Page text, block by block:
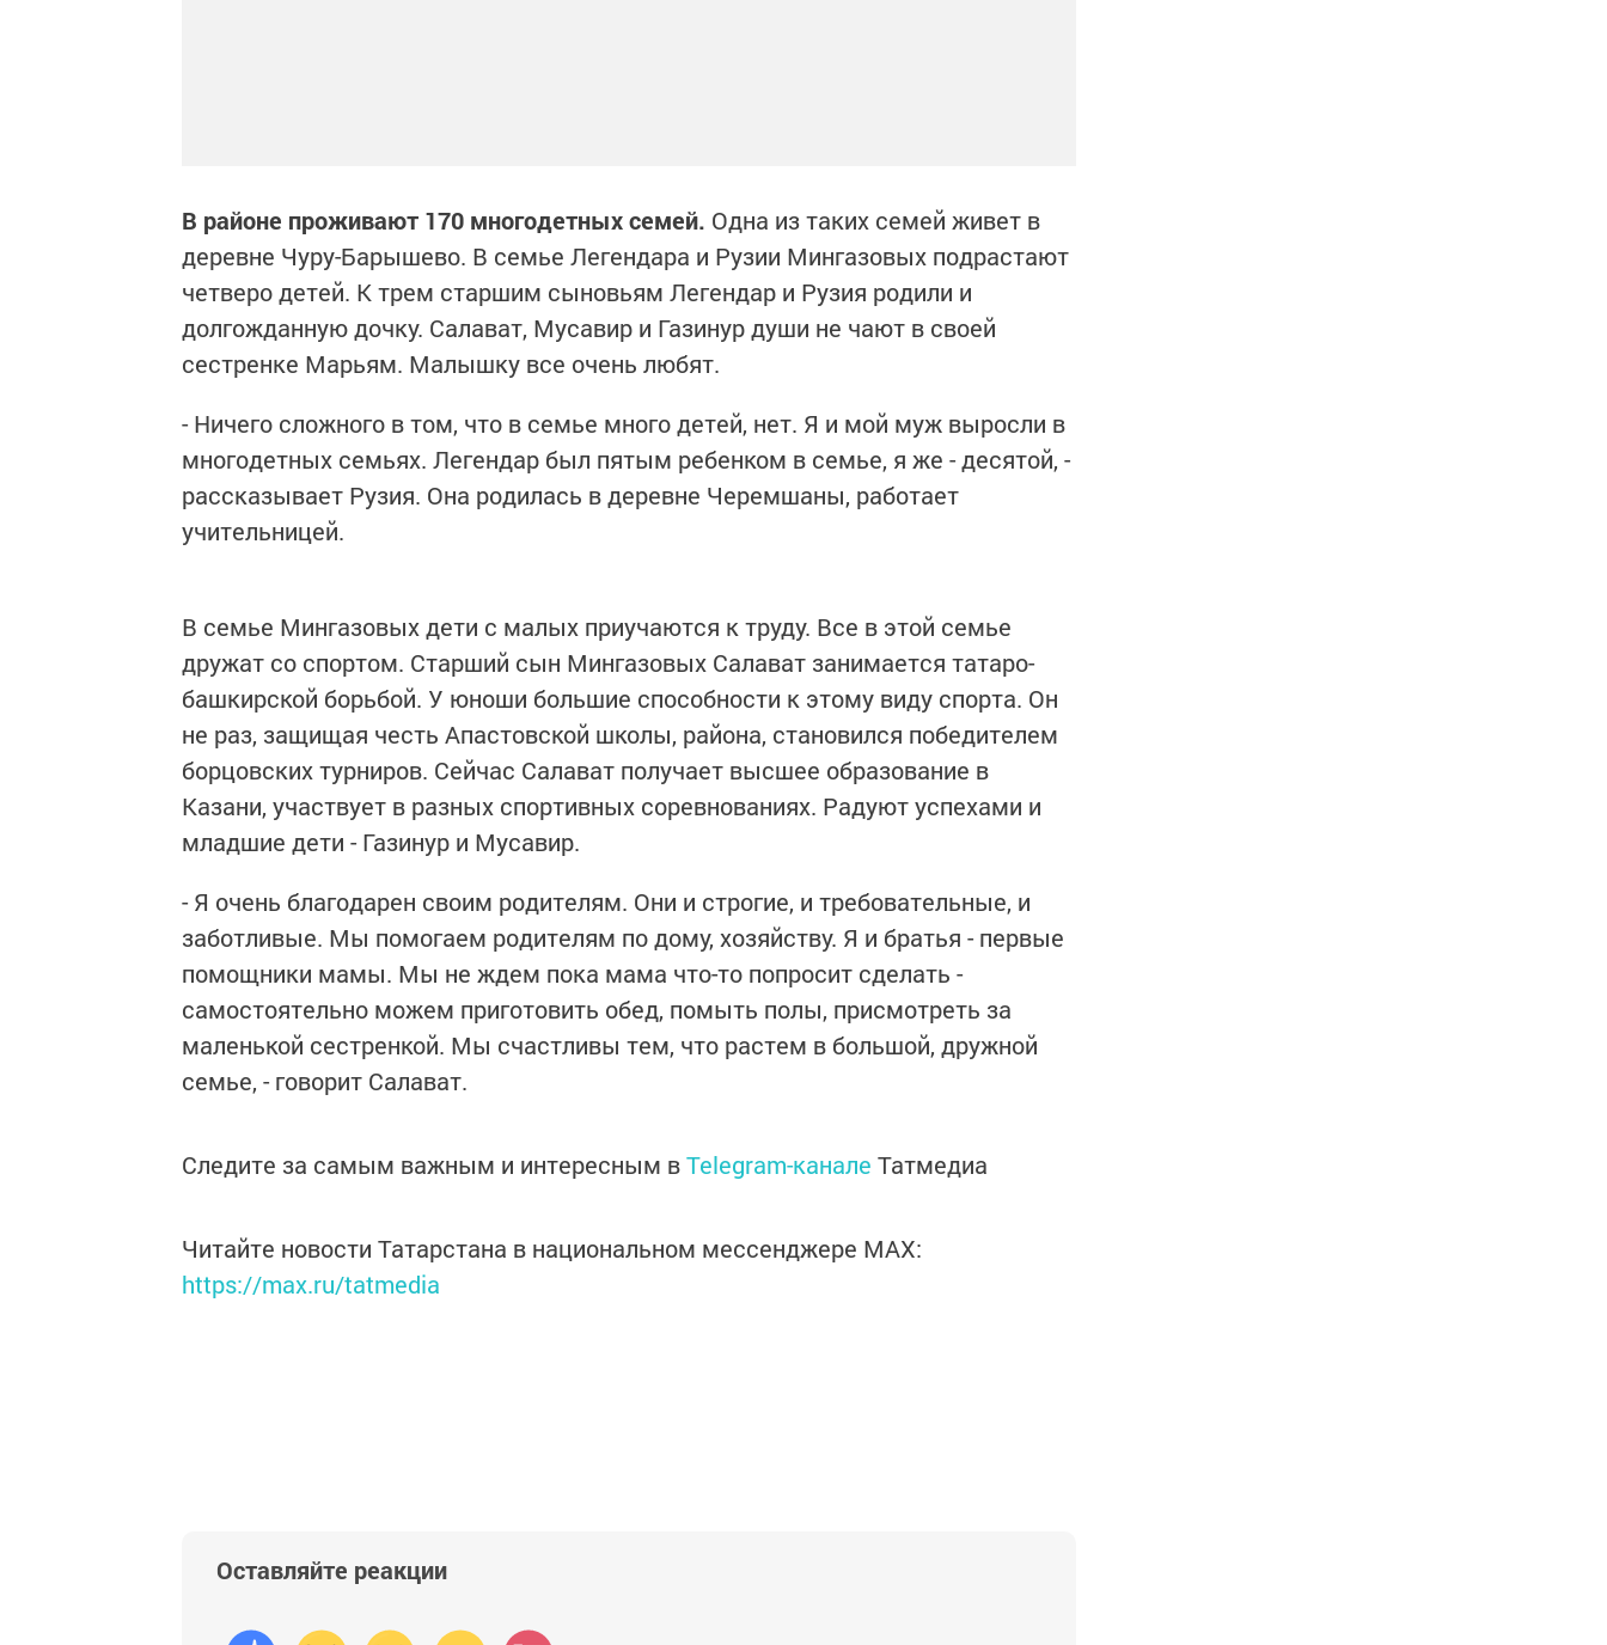
В районе проживают 170 многодетных семей. Одна из таких семей живет в
деревне Чуру-Барышево. В семье Легендара и Рузии Мингазовых подрастают
четверо детей. К трем старшим сыновьям Легендар и Рузия родили и
долгожданную дочку. Салават, Мусавир и Газинур души не чают в своей
сестренке Марьям. Малышку все очень любят.
- Ничего сложного в том, что в семье много детей, нет. Я и мой муж выросли в
многодетных семьях. Легендар был пятым ребенком в семье, я же - десятой, -
рассказывает Рузия. Она родилась в деревне Черемшаны, работает
учительницей.
В семье Мингазовых дети с малых приучаются к труду. Все в этой семье
дружат со спортом. Старший сын Мингазовых Салават занимается татаро-
башкирской борьбой. У юноши большие способности к этому виду спорта. Он
не раз, защищая честь Апастовской школы, района, становился победителем
борцовских турниров. Сейчас Салават получает высшее образование в
Казани, участвует в разных спортивных соревнованиях. Радуют успехами и
младшие дети - Газинур и Мусавир.
- Я очень благодарен своим родителям. Они и строгие, и требовательные, и
заботливые. Мы помогаем родителям по дому, хозяйству. Я и братья - первые
помощники мамы. Мы не ждем пока мама что-то попросит сделать -
самостоятельно можем приготовить обед, помыть полы, присмотреть за
маленькой сестренкой. Мы счастливы тем, что растем в большой, дружной
семье, - говорит Салават.
Следите за самым важным и интересным вTelegram-канале Татмедиа
Читайте новости Татарстана в национальном мессенджере MАХ:
https://max.ru/tatmedia
Оставляйте реакции